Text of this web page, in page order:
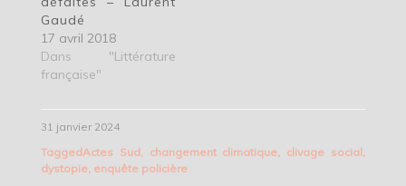
Gaudé
17 avril 2018
Dans "Littérature
française"
31 janvier 2024
TaggedActes Sud, changement climatique clivage social
dystopie, enquête policière